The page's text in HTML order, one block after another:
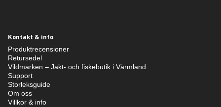
Kontakt & info
Produktrecensioner
Retursedel
Vildmarken – Jakt- och fiskebutik i Värmland
Support
Storleksguide
Om oss
Villkor & info